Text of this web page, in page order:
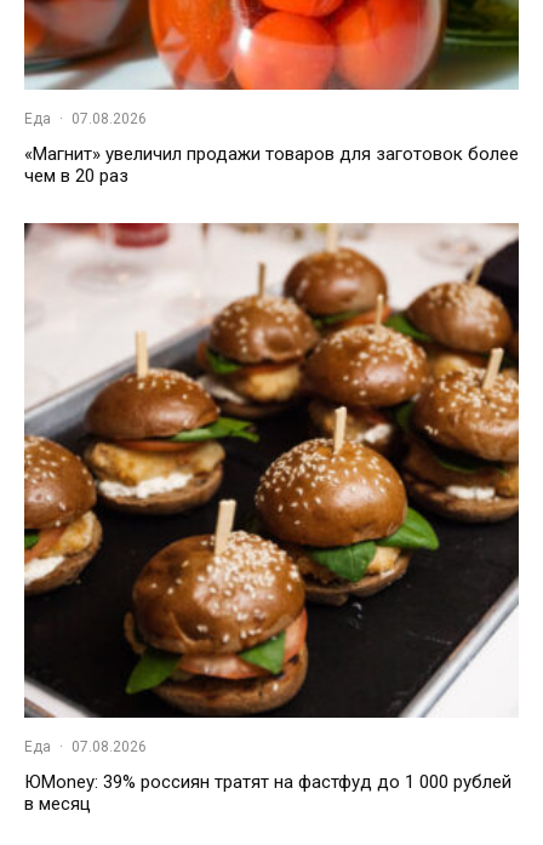
Еда · 07.08.2026
«Магнит» увеличил продажи товаров для заготовок более
чем в 20 раз
Еда · 07.08.2026
ЮMoney: 39% россиян тратят на фастфуд до 1 000 рублей
в месяц